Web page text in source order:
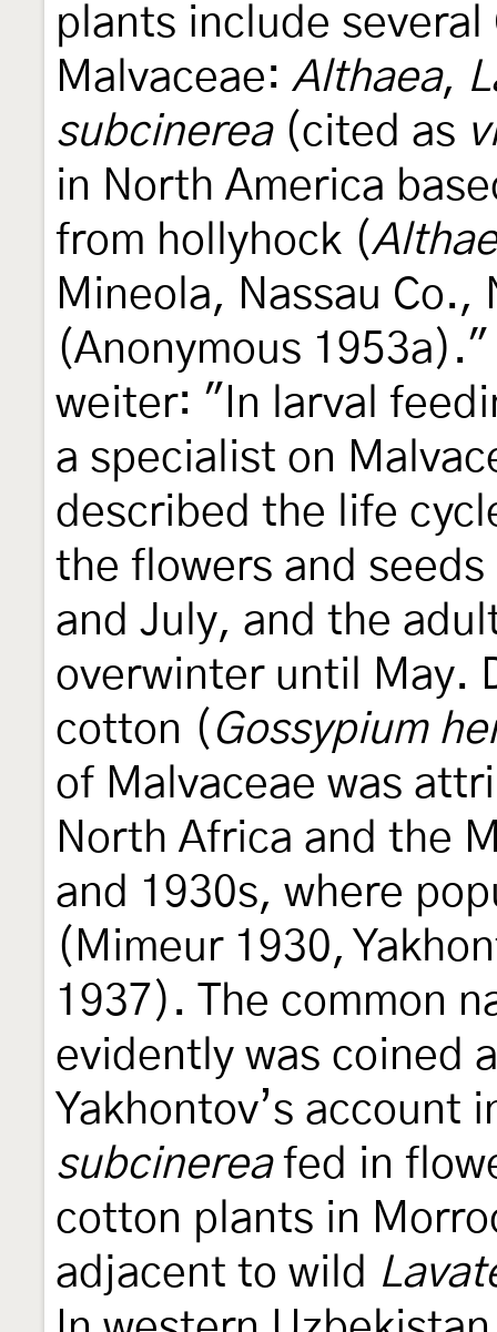
plants include
Malvaceae: Althaea,
subcinerea(cited as
in North America
from hollyhock (
Mineola, Nassau Co.,
(Anonymous
weiter: "In larval
a specialist on
described the life
the flowers and
and July, and the
overwinter until May.
cotton ( Gossypium
of Malvaceae was
North Africa and the
and 1930s, where
(Mimeur 1930,
1937). The common
evidently was coined
Yakhontov’s account
subcinereafed in
cotton plants in
adjacent to wild